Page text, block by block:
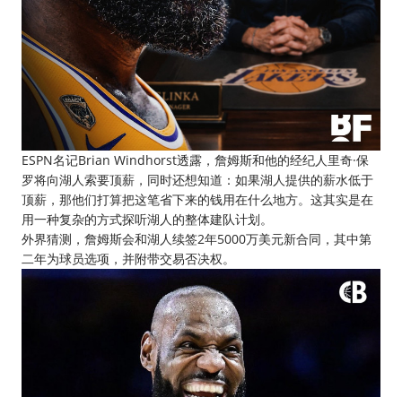
ESPN名记Brian Windhorst透露，詹姆斯和他的经纪人里奇·保
罗将向湖人索要顶薪，同时还想知道：如果湖人提供的薪水低于
顶薪，那他们打算把这笔省下来的钱用在什么地方。这其实是在
用一种复杂的方式探听湖人的整体建队计划。
外界猜测，詹姆斯会和湖人续签2年5000万美元新合同，其中第
二年为球员选项，并附带交易否决权。